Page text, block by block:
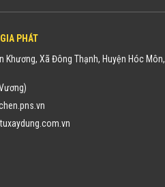
PHÁT
Khương, Xã Đông Thạnh, Huyện Hóc Môn,